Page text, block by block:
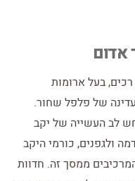
אדום
בעל ארומות
של פלפל שחור.
לב העשייה של יקב
ולגפנים, כורמי היקב
ממסך זה. חדוות